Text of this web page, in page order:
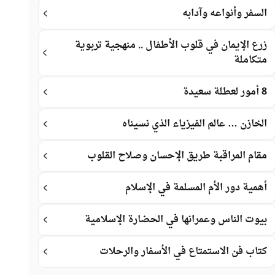
السفر وأنواعه وآدابه
زرع الإيمان في قلوب الأطفال .. منهجية تربوية
متكاملة
8 أمور لعطلة سعيدة
الخازن … عالم الفيزياء الذي نسيناه
مقام المراقبة طريق الإحسان وصلاح القلوب
أهمية دور الأم المسلمة في الإسلام
بيوت الناس وعمرانها في الحضارة الإسلامية
كتاب فن الاستمتاع في الأسفار والرحلات